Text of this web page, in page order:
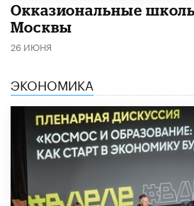
​Окказиональные
Москвы
26 ИЮНЯ
ЭКОНОМИКА